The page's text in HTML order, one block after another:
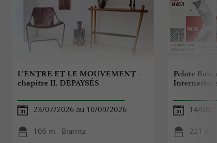
L’ENTRE ET LE MOUVEMENT -
chapitre II. DÉPAYSÉS
23/07/2026 au 10/09/2026
106 m - Biarritz
Pelote
14/08/
221 m